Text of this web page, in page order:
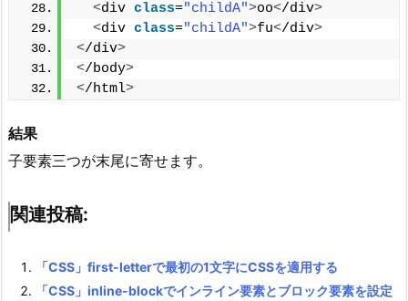
<div class="childA">oo</div>
<div class="childA">fu</div>
</div>
</body>
</html>
結果
子要素三つが末尾に寄せます。
関連投稿:
「CSS」first-letterで最初の1文字にCSSを適用する
「CSS」inline-blockでインライン要素とブロック要素を設定